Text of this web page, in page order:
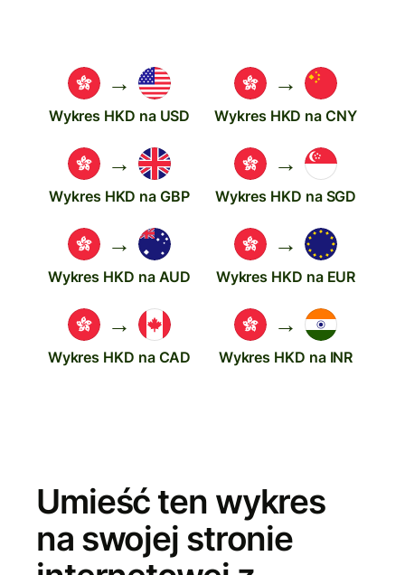
→
Wykres HKD na USD
→
Wykres HKD na CNY
→
Wykres HKD na GBP
→
Wykres HKD na SGD
→
Wykres HKD na AUD
→
Wykres HKD na EUR
→
Wykres HKD na CAD
→
Wykres HKD na INR
Umieść ten wykres
na swojej stronie